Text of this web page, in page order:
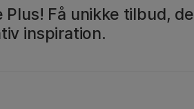
Få unikke tilbud, de
inspiration.